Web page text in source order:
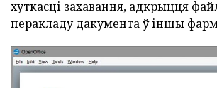
хуткасці захавання, адкрыцця
перакладу дакумента ў іншы